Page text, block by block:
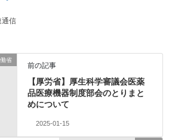
通信
省
前の記事
【厚労省】厚生科学審議会医薬
品医療機器制度部会のとりまと
めについて
2025-01-15